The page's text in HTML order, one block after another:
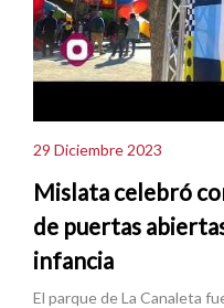
29 Diciembre 2023
Mislata celebró
de puertas
infancia
El parque de La Canaleta